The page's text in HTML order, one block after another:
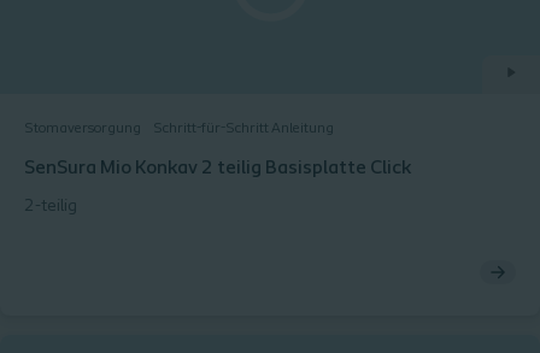
Stomaversorgung Schritt-für-Schritt Anleitung
SenSura Mio Konkav 2 teilig Basisplatte Click
2-teilig